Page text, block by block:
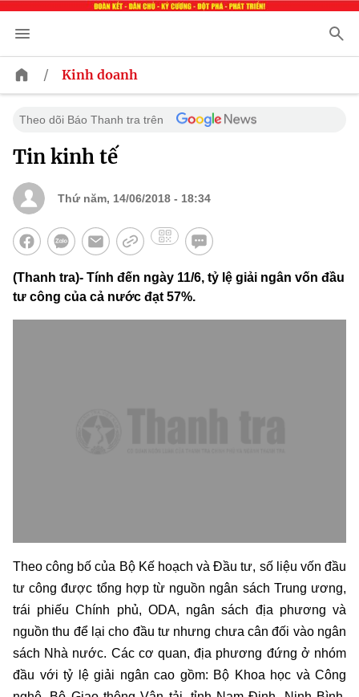
/ Kinh doanh
Theo dõi Báo Thanh tra trên
Tin kinh tế
Thứ năm, 14/06/2018 - 18:34
(Thanh tra)- Tính đến ngày 11/6, tỷ lệ giải ngân vốn đầu
tư công của cả nước đạt 57%.
Theo công bố của Bộ Kế hoạch và Đầu tư, số liệu vốn đầu
tư công được tổng hợp từ nguồn ngân sách Trung ương,
trái phiếu Chính phủ, ODA, ngân sách địa phương và
nguồn thu để lại cho đầu tư nhưng chưa cân đối vào ngân
sách Nhà nước. Các cơ quan, địa phương đứng ở nhóm
đầu với tỷ lệ giải ngân cao gồm: Bộ Khoa học và Công